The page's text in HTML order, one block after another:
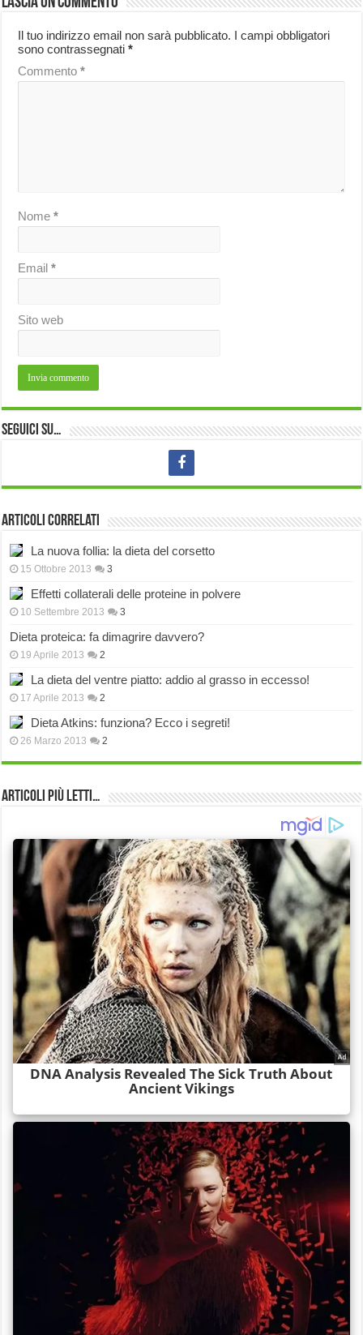
Il tuo indirizzo email non sarà pubblicato. I campi obbligatori
sono contrassegnati*
Commento*
Nome*
Email*
Sito web
Seguici su…
Articoli correlati
La nuova follia: la dieta del corsetto
15 Ottobre 2013 3
Effetti collaterali delle proteine in polvere
10 Settembre 2013 3
Dieta proteica: fa dimagrire davvero?
19 Aprile 2013 2
La dieta del ventre piatto: addio al grasso in eccesso!
17 Aprile 2013 2
Dieta Atkins: funziona? Ecco i segreti!
26 Marzo 2013 2
Articoli più Letti…